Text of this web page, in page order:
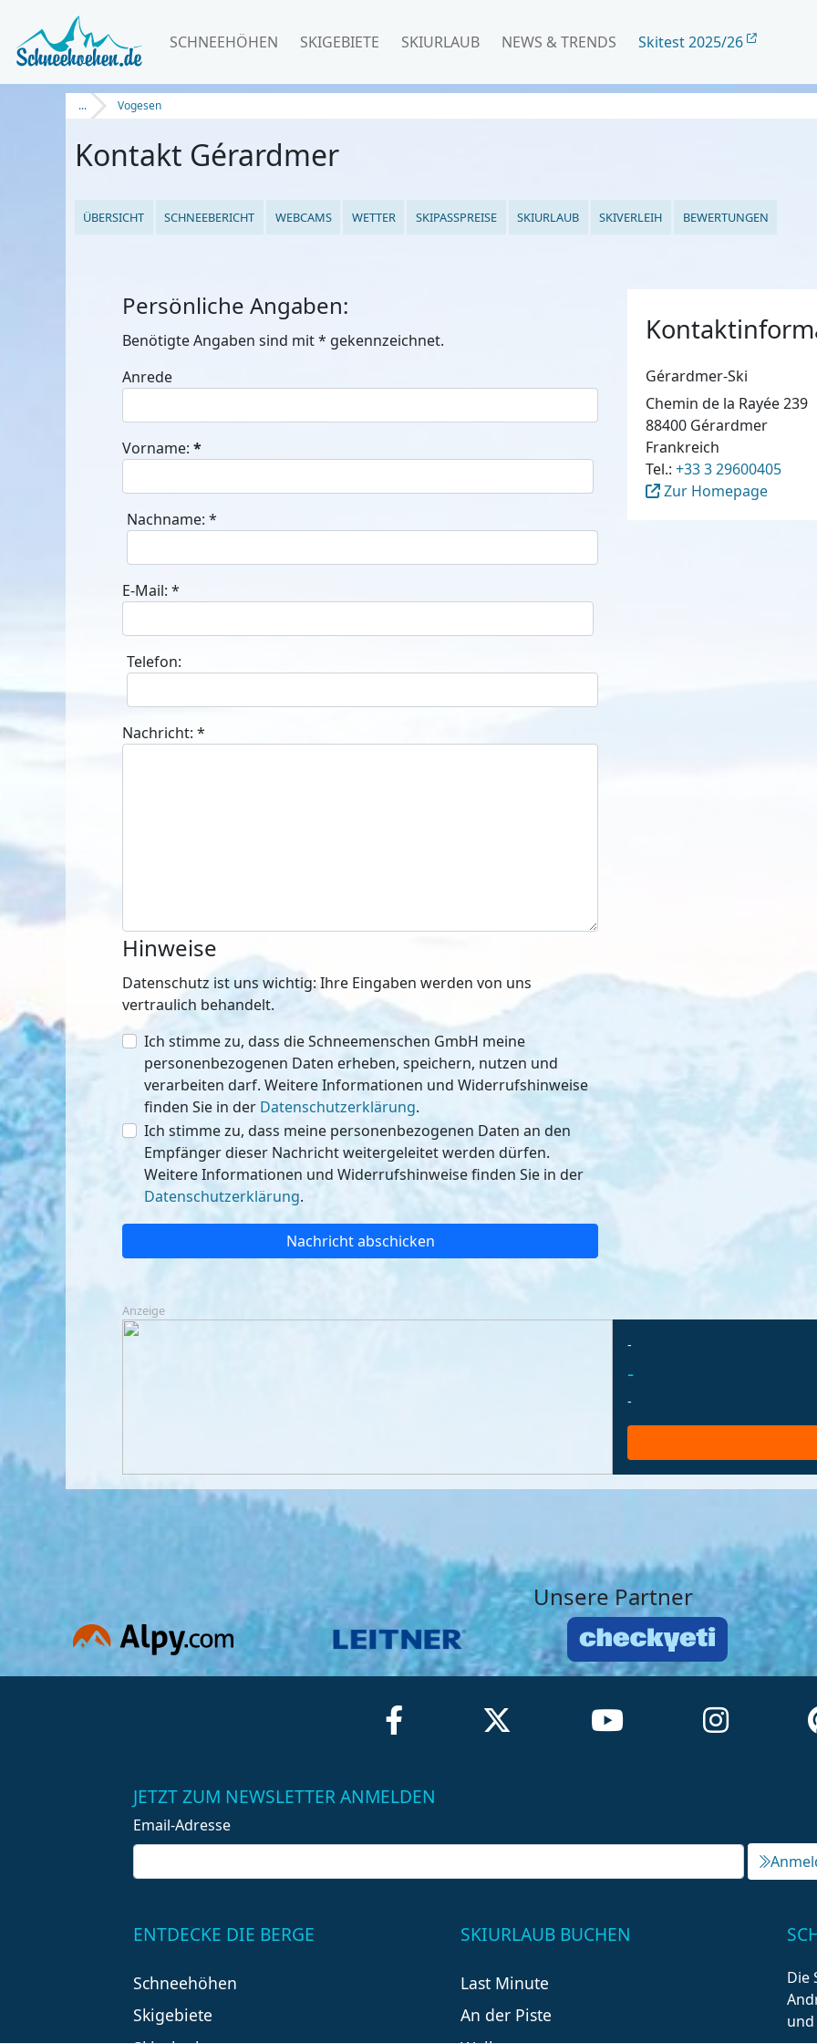
SCHNEEHÖHEN SKIGEBIETE SKIURLAUB NEWS & TRENDS Skitest 2025/26
... Vogesen
Kontakt Gérardmer
ÜBERSICHT SCHNEEBERICHT WEBCAMS WETTER SKIPASSPREISE SKIURLAUB SKIVERLEIH BEWERTUNGEN
Persönliche Angaben:
Benötigte Angaben sind mit* gekennzeichnet.
Anrede
Vorname: *
Nachname: *
E-Mail: *
Telefon:
Nachricht: *
Hinweise
Datenschutz ist uns wichtig: Ihre Eingaben werden von uns
vertraulich behandelt.
Ich stimme zu, dass die Schneemenschen GmbH meine
personenbezogenen Daten erheben, speichern, nutzen und
verarbeiten darf. Weitere Informationen und Widerrufshinweise
finden Sie in der Datenschutzerklärung.
Ich stimme zu, dass meine personenbezogenen Daten an den
Empfänger dieser Nachricht weitergeleitet werden dürfen.
Weitere Informationen und Widerrufshinweise finden Sie in der
Datenschutzerklärung.
Nachricht abschicken
Gérardmer-Ski
Chemin de la Rayée 239
88400 Gérardmer
Frankreich
Tel.: +33 3 29600405
Zur Homepage
Anzeige
-
-
-
Unsere Partner
JETZT ZUM NEWSLETTER ANMELDEN
Email-Adresse
ENTDECKE DIE BERGE
Schneehöhen
Skigebiete
SKIURLAUB BUCHEN
Last Minute
An der Piste
Die